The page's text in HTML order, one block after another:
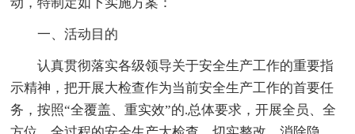
一、活动目的
认真贯彻落实各级领导关于安全生产工作的重要指
示精神，把开展大检查作为当前安全生产工作的首要任
务，按照“全覆盖、重实效”的.总体要求，开展全员、全